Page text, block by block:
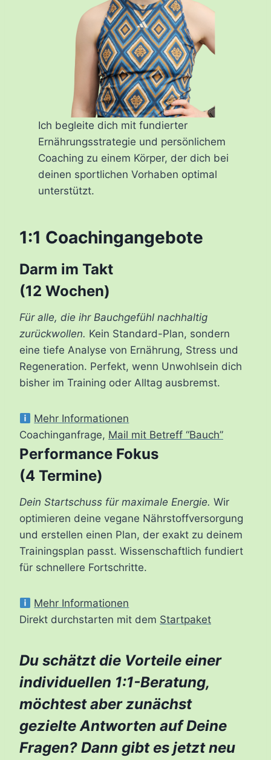
Ich begleite dich mit fundierter
Ernährungsstrategie und persönlichem
Coaching zu einem Körper, der dich bei
deinen sportlichen Vorhaben optimal
unterstützt.
1:1 Coachingangebote
Darm im Takt
(12 Wochen)
Für alle, die ihr Bauchgefühl nachhaltig
zurückwollen. Kein Standard-Plan, sondern
eine tiefe Analyse von Ernährung, Stress und
Regeneration. Perfekt, wenn Unwohlsein dich
bisher im Training oder Alltag ausbremst.
Mehr Informationen
Coachinganfrage, Mail mit Betreff “Bauch”
Performance Fokus
(4 Termine)
Dein Startschuss für maximale Energie. Wir
optimieren deine vegane Nährstoffversorgung
und erstellen einen Plan, der exakt zu deinem
Trainingsplan passt. Wissenschaftlich fundiert
für schnellere Fortschritte.
Mehr Informationen
Direkt durchstarten mit dem Startpaket
Du schätzt die Vorteile einer
individuellen 1:1-Beratung,
möchtest aber zunächst
gezielte Antworten auf Deine
Fragen? Dann gibt es jetzt neu